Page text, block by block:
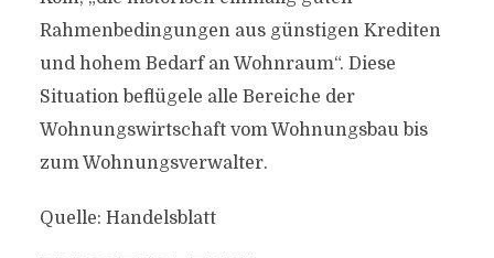
Rahmenbedingungen aus günstigen Krediten
und hohem Bedarf an Wohnraum“. Diese
Situation beflügele alle Bereiche der
Wohnungswirtschaft vom Wohnungsbau bis
zum Wohnungsverwalter.
Quelle: Handelsblatt